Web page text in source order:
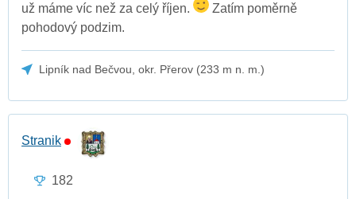
už máme víc než za celý říjen.
Zatím poměrně
pohodový podzim.
Lipník nad Bečvou, okr. Přerov (233 m n. m.)
Stranik
182